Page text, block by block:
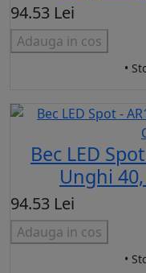
94.53 Lei
Adauga in cos
•
Bec LED
Unghi
94.53 Lei
Adauga in cos
•